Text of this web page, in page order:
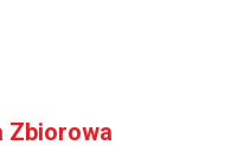
Zbiorowa